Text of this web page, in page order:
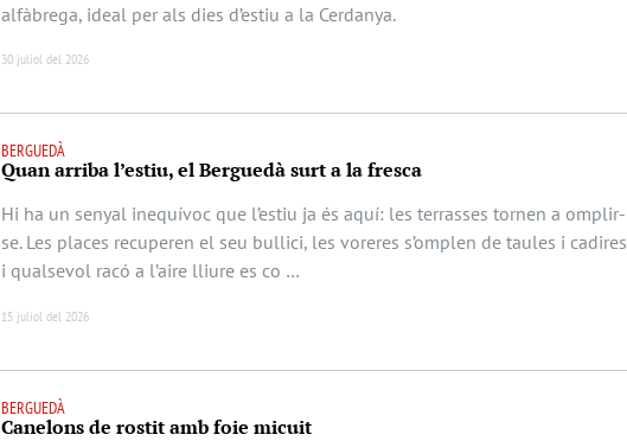
alfàbrega, ideal per als dies d’estiu a la Cerdanya.
30 juliol del 2026
BERGUEDÀ
Quan arriba l’estiu, el Berguedà surt a la fresca
Hi ha un senyal inequívoc que l’estiu ja és aquí: les terrasses tornen a omplir-
se. Les places recuperen el seu bullici, les voreres s’omplen de taules i cadires
i qualsevol racó a l’aire lliure es co …
15 juliol del 2026
BERGUEDÀ
Canelons de rostit amb foie micuit